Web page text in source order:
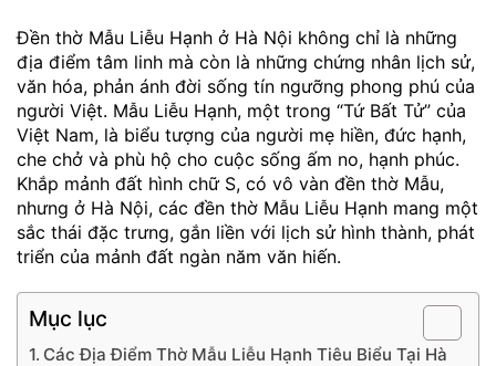
Đền thờ Mẫu Liễu Hạnh ở Hà Nội không chỉ là những
địa điểm tâm linh mà còn là những chứng nhân lịch sử,
văn hóa, phản ánh đời sống tín ngưỡng phong phú của
người Việt. Mẫu Liễu Hạnh, một trong “Tứ Bất Tử” của
Việt Nam, là biểu tượng của người mẹ hiền, đức hạnh,
che chở và phù hộ cho cuộc sống ấm no, hạnh phúc.
Khắp mảnh đất hình chữ S, có vô vàn đền thờ Mẫu,
nhưng ở Hà Nội, các đền thờ Mẫu Liễu Hạnh mang một
sắc thái đặc trưng, gắn liền với lịch sử hình thành, phát
triển của mảnh đất ngàn năm văn hiến.
Mục lục
Các Địa Điểm Thờ Mẫu Liễu Hạnh Tiêu Biểu Tại Hà